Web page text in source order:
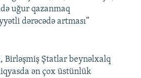
uğur qazanmaq
dərəcədə artması”
Birləşmiş Ştatlar beynəlxalq
ən çox üstünlük